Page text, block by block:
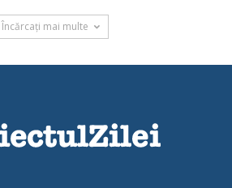
Încărcați mai multe